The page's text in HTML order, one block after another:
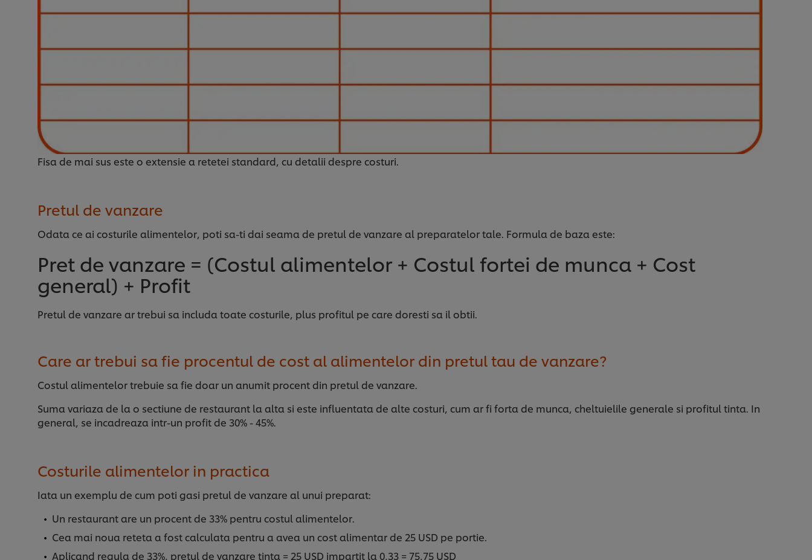
Fisa de mai sus este o extensie a retetei standard, cu detalii despre costuri.
Pretul de vanzare
Odata ce ai costurile alimentelor, poti sa-ti dai seama de pretul de vanzare al preparatelor tale. Formula de baza este:
Pret de vanzare = (Costul alimentelor + Costul fortei de munca + Cost
general) + Profit
Pretul de vanzare ar trebui sa includa toate costurile, plus profitul pe care doresti sa il obtii.
Care ar trebui sa fie procentul de cost al alimentelor din pretul tau de vanzare?
Costul alimentelor trebuie sa fie doar un anumit procent din pretul de vanzare.
Suma variaza de la o sectiune de restaurant la alta si este influentata de alte costuri, cum ar fi forta de munca, cheltuielile generale si profitul tinta. In
general, se incadreaza intr-un profit de 30% - 45%.
Costurile alimentelor in practica
Iata un exemplu de cum poti gasi pretul de vanzare al unui preparat:
Un restaurant are un procent de 33% pentru costul alimentelor.
Cea mai noua reteta a fost calculata pentru a avea un cost alimentar de 25 USD pe portie.
Aplicand regula de 33%, pretul de vanzare tinta = 25 USD impartit la 0,33 = 75,75 USD